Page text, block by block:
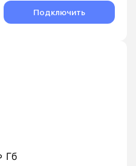
Подключить
Гб